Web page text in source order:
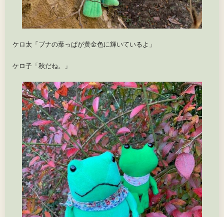
ケロ太「ブナの葉っぱが黄金色に輝いているよ」
ケロ子「秋だね。」